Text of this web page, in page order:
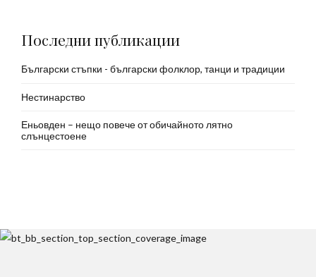
Последни публикации
Български стъпки - български фолклор, танци и традиции
Нестинарство
Еньовден – нещо повече от обичайното лятно
слънцестоене